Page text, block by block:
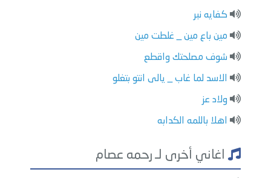
كفايه نبر
مين باع مين _ غلطت مين
شوف مصلحتك واقطع
الاسد لما غاب _ يالى انتو بتغلو
ولاد عز
اهلا باللمه الكدابه
اغاني أخرى لـ رحمه عصام